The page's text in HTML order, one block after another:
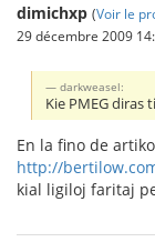
dimichxp (Voir le
29 décembre 2009
darkweasel:
Kie PMEG diras
En la fino de
http://
kial ligiloj faritaj